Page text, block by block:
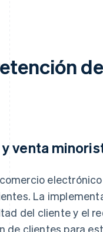
venta
La
del cliente y el
de clientes para